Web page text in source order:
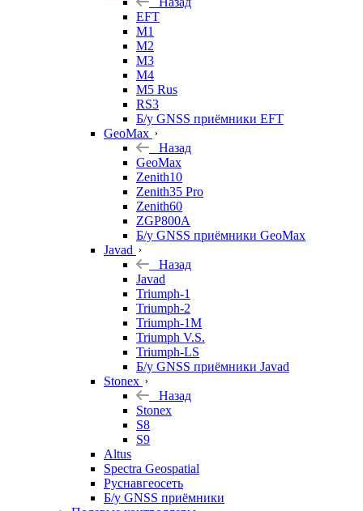
EFT
M1
M2
M3
M4
M5 Rus
RS3
Б/у GNSS приёмники EFT
GeoMax
Назад
GeoMax
Zenith10
Zenith35 Pro
Zenith60
ZGP800A
Б/у GNSS приёмники GeoMax
Javad
Назад
Javad
Triumph-1
Triumph-2
Triumph-1M
Triumph V.S.
Triumph-LS
Б/у GNSS приёмники Javad
Stonex
Назад
Stonex
S8
S9
Altus
Spectra Geospatial
Руснавгеосеть
Б/у GNSS приёмники